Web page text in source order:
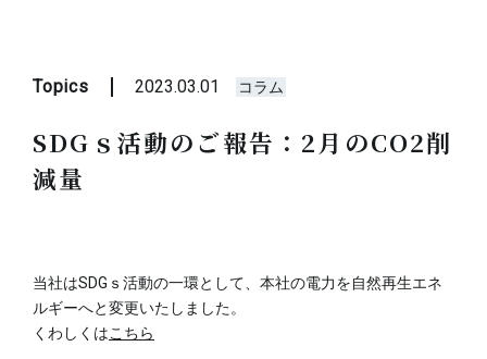
Topics 2023.03.01 コラム
SDGｓ活動のご報告：2月のCO2削
減量
当社はSDGｓ活動の一環として、本社の電力を自然再生エネ
ルギーへと変更いたしました。
くわしくはこちら